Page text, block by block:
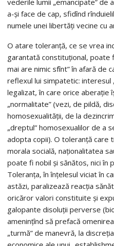
a-şi face de cap, sfidînd
numele unei libertăţi vecine cu
O atare toleranţă, ce se vrea
garantată constituţional, poate
mai are nimic sfînt” în afară de
reflexul lui simpatetic: interesul
legalizat, în care orice aberaţie
„normalitate” (vezi, de pildă,
homosexualităţii, de la
„dreptul” homosexualilor de a
adopta copii). O toleranţă care
morala socială, naţionalitatea
poate fi nobil şi sănătos, nici în
Toleranţa, în înţelesul viciat în
astăzi, paralizează reacţia
oricăror valori constituite şi
galopante disoluţii perverse
ameninţînd să prefacă
„turmă” de manevră, la